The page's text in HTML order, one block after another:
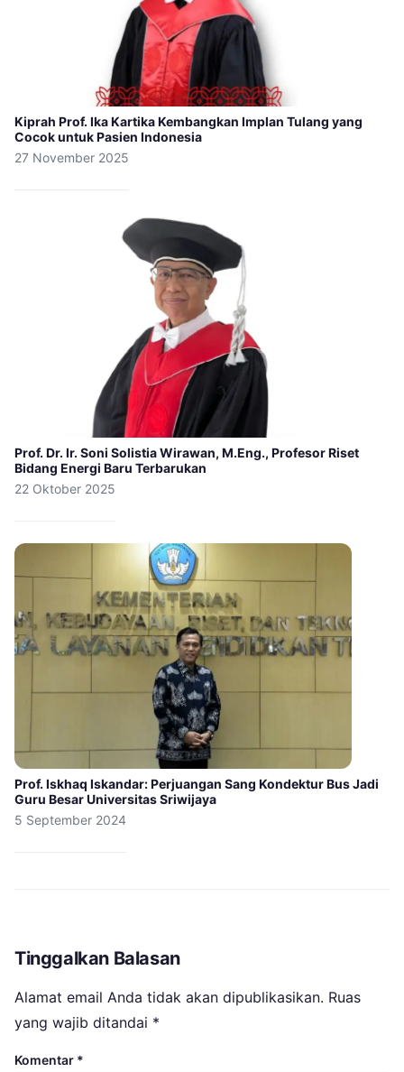
Kiprah Prof. Ika Kartika Kembangkan Implan Tulang yang
Cocok untuk Pasien Indonesia
27 November 2025
Prof. Dr. Ir. Soni Solistia Wirawan, M.Eng., Profesor Riset
Bidang Energi Baru Terbarukan
22 Oktober 2025
Prof. Iskhaq Iskandar: Perjuangan Sang Kondektur Bus Jadi
Guru Besar Universitas Sriwijaya
5 September 2024
Tinggalkan Balasan
Alamat email Anda tidak akan dipublikasikan. Ruas
yang wajib ditandai *
Komentar *